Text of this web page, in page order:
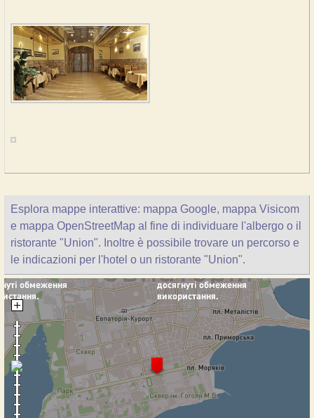
Esplora mappe interattive: mappa Google, mappa Visicom
e mappa OpenStreetMap al fine di individuare l'albergo o il
ristorante "Union". Inoltre è possibile trovare un percorso e
le indicazioni per l'hotel o un ristorante "Union".